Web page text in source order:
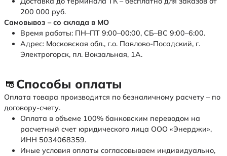
200 000 руб.
Самовывоз – со склада в МО
Время работы: ПН–ПТ 9:00–00:00, СБ–ВС 9:00–6:00.
Адрес: Московская обл., г.о. Павлово-Посадский, г.
Электрогорск, пл. Вокзальная, 1А.
Способы оплаты
Оплата товара производится по безналичному расчету – по
договору-счету.
Оплата в объеме 100% банковским переводом на
расчетный счет юридического лица ООО «Энерджи»,
ИНН 5034068359.
Иные условия оплаты согласовываем индивидуально,